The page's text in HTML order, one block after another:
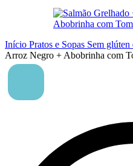
Início Pratos e Sopas Sem glúten
Arroz Negro + Abobrinha com